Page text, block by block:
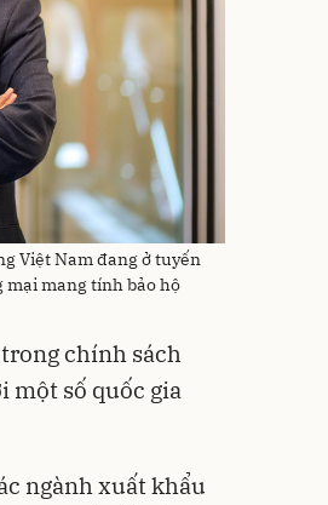
Việt Nam đang ở tuyến
mang tính bảo hộ
chính sách
một số quốc gia
ngành xuất khẩu